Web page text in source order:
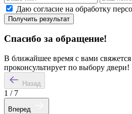
Даю согласие на обработку
Получить результат
Спасибо за обращение!
В ближайшее время с вами
проконсультирует по выбору двери!
Назад
1 / 7
Вперед